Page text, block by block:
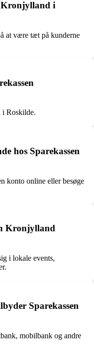
Kronjylland i
at være tæt på kunderne
i Roskilde.
hos Sparekassen
konto online eller besøge
Kronjylland
i lokale events,
Sparekassen
mobilbank og andre